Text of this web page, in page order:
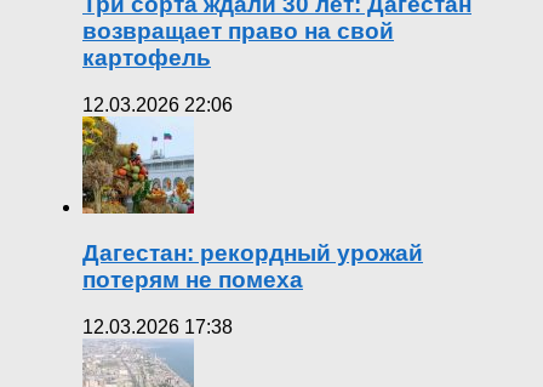
возвращает право на свой
картофель
12.03.2026 22:06
Дагестан: рекордный урожай
потерям не помеха
12.03.2026 17:38